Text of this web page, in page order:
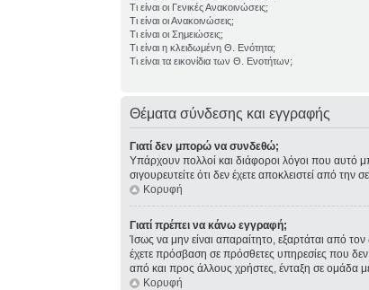
Τι είναι οι Γενικές Ανακοινώσεις;
Τι είναι οι Ανακοινώσεις;
Τι είναι οι Σημειώσεις;
Τι είναι η κλειδωμένη Θ. Ενότητα;
Τι είναι τα εικονίδια των Θ. Ενοτήτων;
Θέματα σύνδεσης και εγγραφής
Γιατί δεν μπορώ να συνδεθώ;
Υπάρχουν πολλοί και διάφοροι λόγοι που αυτό
σιγουρευτείτε ότι δεν έχετε αποκλειστεί από την
Κορυφή
Γιατί πρέπει να κάνω εγγραφή;
Ίσως να μην είναι απαραίτητο, εξαρτάται από
έχετε πρόσβαση σε πρόσθετες υπηρεσίες που
από και προς άλλους χρήστες, ένταξη σε ομάδα
Κορυφή